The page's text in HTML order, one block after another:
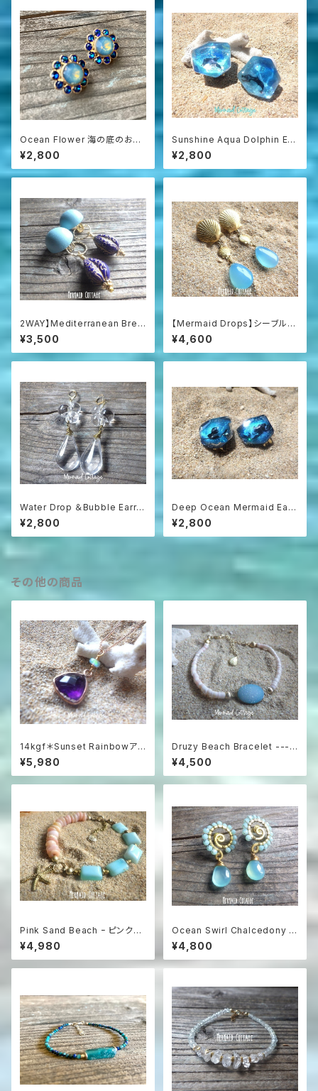
Ocean Flower 海の底のお花
イヤリング☆蝶バネ☆スターシ
ャイン＆バミューダブルー
¥2,800
Sunshine Aqua Dolphin Ear
rings（蝶バネクリップタイプ）
¥2,800
2WAY】Mediterranean Bree
ze 2-Way Clip-On Earrings
地中海ブルーのステートメン
トイヤリング
¥3,500
【Mermaid Drops】シーブルー
カルセドニーとシェルのマーメイ
ドイヤリング
¥4,600
Water Drop ＆Bubble Earrin
gs ドロップガラスと泡沫のピ
アス（イヤリング可）
¥2,800
Deep Ocean Mermaid Earri
ngs 深海のマーメイド（蝶バネ
クリップタイプ）
¥2,800
その他の商品
14kgf＊Sunset Rainbowアメ
ジストと虹色オパールの夕暮れ
ネックレス（14KGFローズゴー
ルド）
¥5,980
Druzy Beach Bracelet ---b
lue druzy & shell
¥4,500
Pink Sand Beach ｰ ピンクオ
パール×ペルビアンブルーオパー
ル のブレスレット
¥4,980
Ocean Swirl Chalcedony *
Sea blue* 波の渦から滴るシ
ーブルーカルセドニーのボヘミ
アンピアス
¥4,800